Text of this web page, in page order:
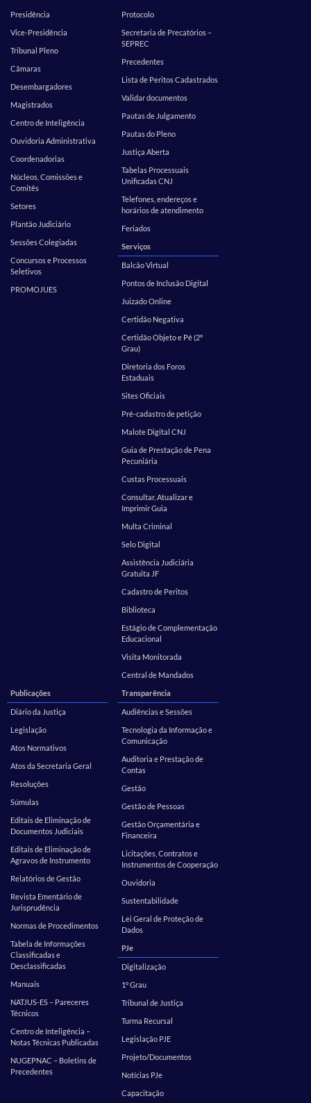
Presidência
Vice-Presidência
Tribunal Pleno
Câmaras
Desembargadores
Magistrados
Centro de Inteligência
Ouvidoria Administrativa
Coordenadorias
Núcleos, Comissões e
Comitês
Setores
Plantão Judiciário
Sessões Colegiadas
Concursos e Processos
Seletivos
PROMOJUES
Protocolo
Secretaria de Precatórios –
SEPREC
Precedentes
Lista de Peritos Cadastrados
Validar documentos
Pautas de Julgamento
Pautas do Pleno
Justiça Aberta
Tabelas Processuais
Unificadas CNJ
Telefones, endereços e
horários de atendimento
Feriados
Serviços
Balcão Virtual
Pontos de Inclusão Digital
Juizado Online
Certidão Negativa
Certidão Objeto e Pé (2º
Grau)
Diretoria dos Foros
Estaduais
Sites Oficiais
Pré-cadastro de petição
Malote Digital CNJ
Guia de Prestação de Pena
Pecuniária
Custas Processuais
Consultar, Atualizar e
Imprimir Guia
Multa Criminal
Selo Digital
Assistência Judiciária
Gratuita JF
Cadastro de Peritos
Biblioteca
Estágio de Complementação
Educacional
Visita Monitorada
Central de Mandados
Publicações
Diário da Justiça
Legislação
Atos Normativos
Atos da Secretaria Geral
Resoluções
Súmulas
Editais de Eliminação de
Documentos Judiciais
Editais de Eliminação de
Agravos de Instrumento
Relatórios de Gestão
Revista Ementário de
Jurisprudência
Normas de Procedimentos
Tabela de Informações
Classificadas e
Desclassificadas
Manuais
NATJUS-ES – Pareceres
Técnicos
Centro de Inteligência –
Notas Técnicas Publicadas
NUGEPNAC – Boletins de
Precedentes
Transparência
Audiências e Sessões
Tecnologia da Informação e
Comunicação
Auditoria e Prestação de
Contas
Gestão
Gestão de Pessoas
Gestão Orçamentária e
Financeira
Licitações, Contratos e
Instrumentos de Cooperação
Ouvidoria
Sustentabilidade
Lei Geral de Proteção de
Dados
PJe
Digitalização
1º Grau
Tribunal de Justiça
Turma Recursal
Legislação PJE
Projeto/Documentos
Notícias PJe
Capacitação